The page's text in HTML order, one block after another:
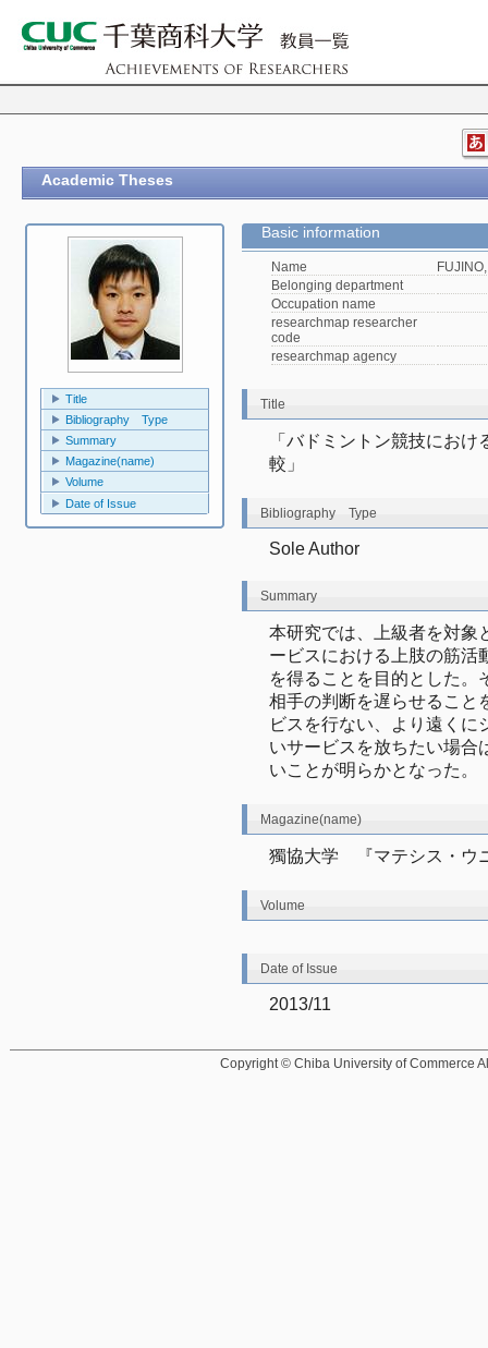
Academic Theses
Title
Bibliography Type
Summary
Magazine(name)
Volume
Date of Issue
Basic information
Name
Belonging department
Occupation name
researchmap researcher
code
researchmap agency
Title
「バドミントン競技にお
較」
Bibliography Type
Sole Author
Summary
本研究では、上級者を対象
ービスにおける上肢の筋活
を得ることを目的とした。
相手の判断を遅らせること
ビスを行ない、より遠くに
いサービスを放ちたい場合
いことが明らかとなった。
Magazine(name)
獨協大学　『マテシス・ウ
Volume
Date of Issue
2013/11